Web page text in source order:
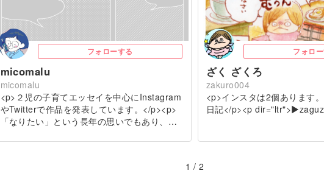
フォローする
micomalu
micomalu
<p>２児の子育てエッセイを中心にInstagram
やTwitterで作品を発表しています。</p><p>
「なりたい」という長年の思いでもあり、…
フォロ
ざく ざくろ
zakuro004
<p>インスタは2個あります
日記</p><p
1 / 2